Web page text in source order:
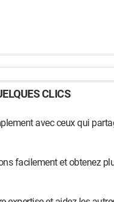
CLICS
avec ceux qui
facilement et obtenez